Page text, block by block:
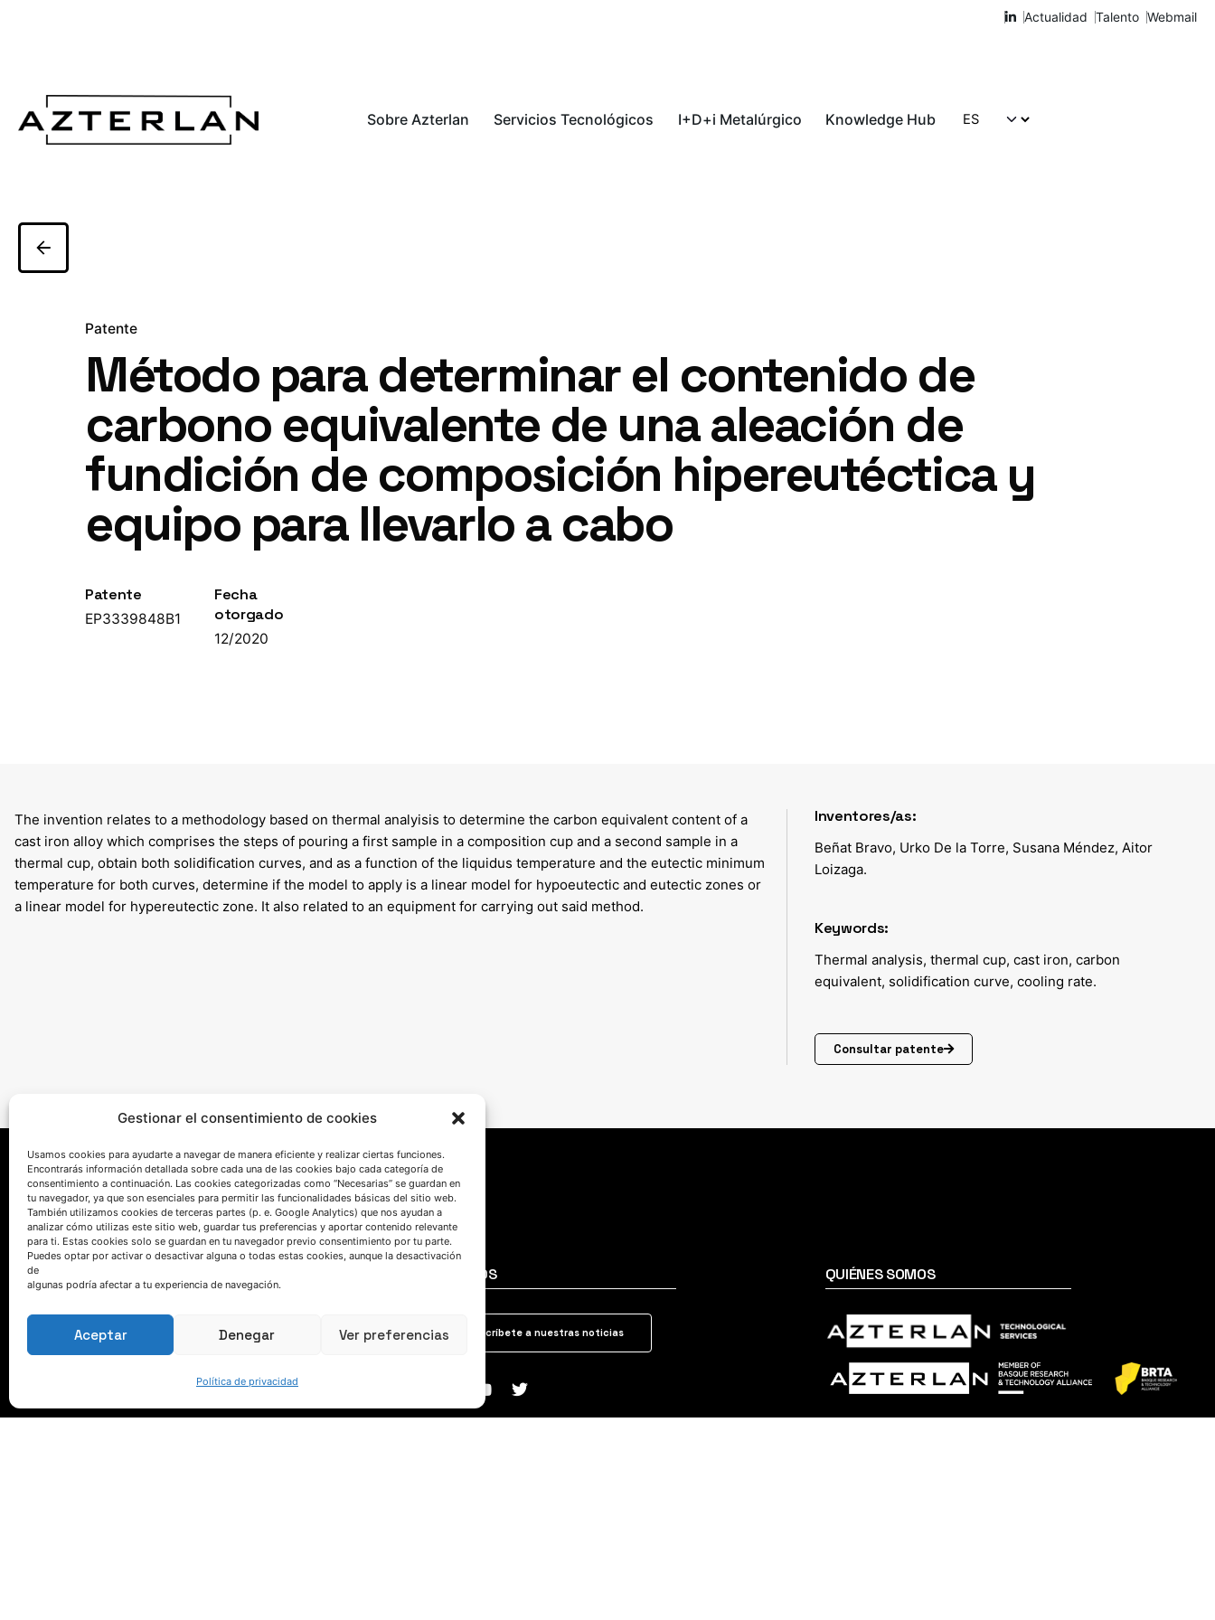
Gestionar el consentimiento de cookies
Usamos cookies para ayudarte a navegar de manera eficiente y realizar ciertas funciones.
Encontrarás información detallada sobre cada una de las cookies bajo cada categoría de
consentimiento a continuación. Las cookies categorizadas como “Necesarias” se guardan en
tu navegador, ya que son esenciales para permitir las funcionalidades básicas del sitio web.
También utilizamos cookies de terceras partes (p. e. Google Analytics) que nos ayudan a
analizar cómo utilizas este sitio web, guardar tus preferencias y aportar contenido relevante
para ti. Estas cookies solo se guardan en tu navegador previo consentimiento por tu parte.
Puedes optar por activar o desactivar alguna o todas estas cookies, aunque la desactivación
de
algunas podría afectar a tu experiencia de navegación.
Aceptar Denegar Ver preferencias
Política de privacidad
Actualidad Talento Webmail
Sobre Azterlan Servicios Tecnológicos I+D+i Metalúrgico Knowledge Hub
Patente
Método para determinar el contenido de
carbono equivalente de una aleación de
fundición de composición hipereutéctica y
equipo para llevarlo a cabo
Patente
EP3339848B1
Fecha
otorgado
12/2020
The invention relates to a methodology based on thermal analyisis to determine the carbon equivalent content of a
cast iron alloy which comprises the steps of pouring a first sample in a composition cup and a second sample in a
thermal cup, obtain both solidification curves, and as a function of the liquidus temperature and the eutectic minimum
temperature for both curves, determine if the model to apply is a linear model for hypoeutectic and eutectic zones or
a linear model for hypereutectic zone. It also related to an equipment for carrying out said method.
Inventores/as:
Beñat Bravo, Urko De la Torre, Susana Méndez, Aitor
Loizaga.
Keywords:
Thermal analysis, thermal cup, cast iron, carbon
equivalent, solidification curve, cooling rate.
Consultar patente
HABLEMOS
Cómo llegar a AZTERLAN
SÍGUENOS
Suscríbete a nuestras noticias
QUIÉNES SOMOS